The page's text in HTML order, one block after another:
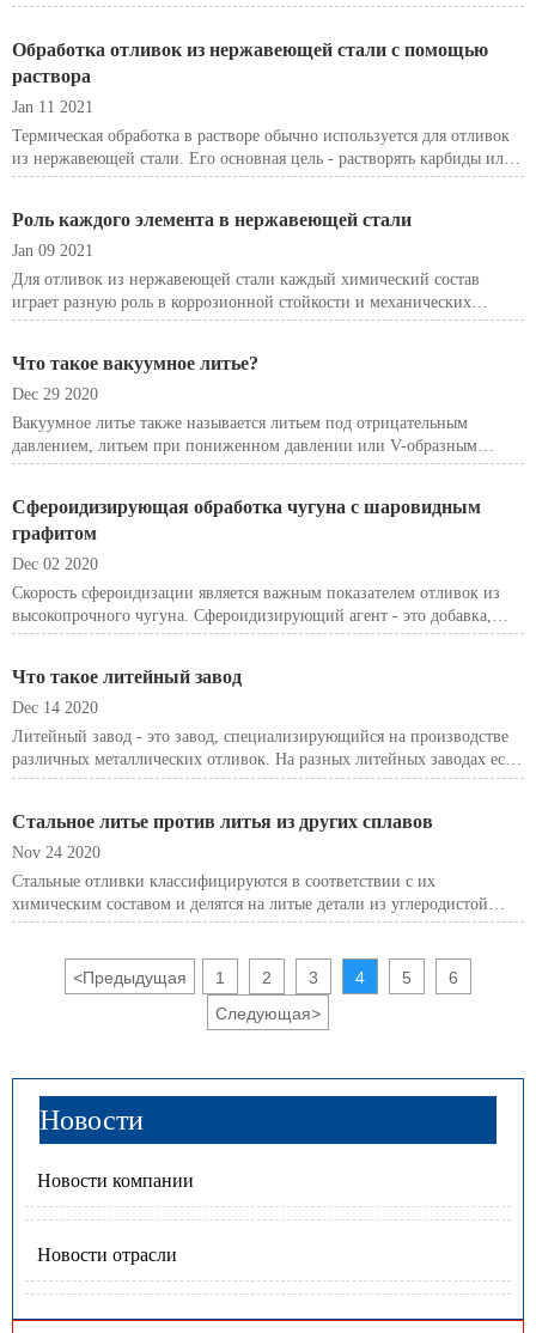
относительно недорогих форм. Литье в песчаные формы требует
инструменты и за
Обработка отливок из нержавеющей стали с помощью
раствора
Jan 11 2021
Термическая обработка в растворе обычно используется для отливок
из нержавеющей стали. Его основная цель - растворять карбиды или
другие осажденные фазы в нержавеющей стали в твердом растворе,
Роль каждого элемента в нержавеющей стали
Jan 09 2021
Для отливок из нержавеющей стали каждый химический состав
играет разную роль в коррозионной стойкости и механических
свойствах. Здесь, в этой статье, мы пытаемся представить роль
Что такое вакуумное литье?
Dec 29 2020
Вакуумное литье также называется литьем под отрицательным
давлением, литьем при пониженном давлении или V-образным
литьем.
Сфероидизирующая обработка чугуна с шаровидным
графитом
Dec 02 2020
Скорость сфероидизации является важным показателем отливок из
высокопрочного чугуна. Сфероидизирующий агент - это добавка,
добавляемая к жидкому чугуну для того, чтобы кристалл графита в
Что такое литейный завод
Dec 14 2020
Литейный завод - это завод, специализирующийся на производстве
различных металлических отливок. На разных литейных заводах есть
свои процессы литья. Однако базовый функциональный состав
Стальное литье против литья из других сплавов
Nov 24 2020
Стальные отливки классифицируются в соответствии с их
химическим составом и делятся на литые детали из углеродистой
стали и литые детали из легированной стали.
<Предыдущая 1 2 3 4 5
6
Следующая>
Новости
Новости компании
Новости отрасли